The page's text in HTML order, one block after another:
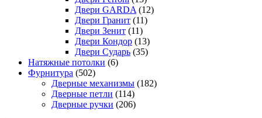
Двери GARDA (12)
Двери Гранит (11)
Двери Зенит (11)
Двери Кондор (13)
Двери Сударь (35)
Натяжные потолки (6)
Фурнитура (502)
Дверные механизмы (182)
Дверные петли (114)
Дверные ручки (206)